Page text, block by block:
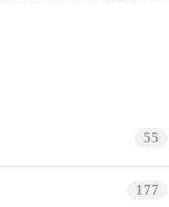
55
177